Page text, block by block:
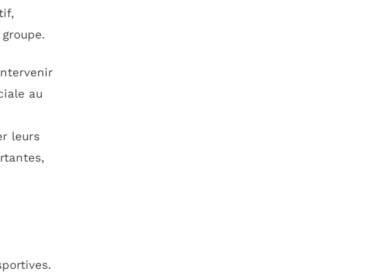
au
leurs